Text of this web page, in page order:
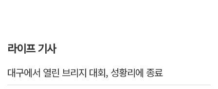
라이프 기사
대구에서 열린 브리지 대회, 성황리에 종료